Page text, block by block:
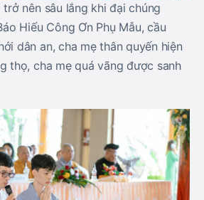
nên sâu lắng khi đại chúng
Hiếu Công Ơn Phụ Mẫu, cầu
dân an, cha mẹ thân quyến hiện
thọ, cha mẹ quá vãng được sanh